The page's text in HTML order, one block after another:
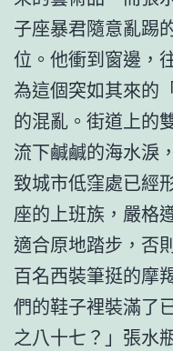
子座暴君隨意亂踢
位。他衝到窗邊，
為這個突如其來的
的混亂。街道上的
流下鹹鹹的海水淚
致城市低窪處已經
座的上班族，嚴格
適合原地踏步，否
百名西裝筆挺的摩
們的鞋子裡裝滿了
之八十七？」張水